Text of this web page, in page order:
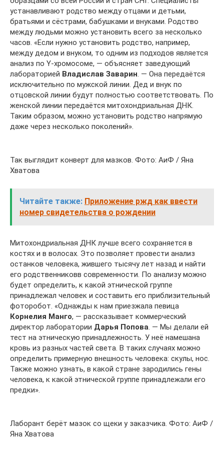
устанавливают родство между отцами и детьми,
братьями и сёстрами, бабушками и внуками. Родство
между людьми можно установить всего за несколько
часов. «Если нужно установить родство, например,
между дедом и внуком, то одним из подходов является
анализ по Y-хромосоме, — объясняет заведующий
лабораторией Владислав Заварин. — Она передаётся
исключительно по мужской линии. Дед и внук по
отцовской линии будут полностью соответствовать. По
женской линии передаётся митохондриальная ДНК.
Таким образом, можно установить родство напрямую
даже через несколько поколений».
Так выглядит конверт для мазков. Фото: АиФ / Яна
Хватова
Читайте также: Приложение ржд как ввести
номер свидетельства о рождении
Митохондриальная ДНК лучше всего сохраняется в
костях и в волосах. Это позволяет провести анализ
останков человека, жившего тысячу лет назад и найти
его родственниковв современности. По анализу можно
будет определить, к какой этнической группе
принадлежал человек и составить его приблизительный
фоторобот. «Однажды к нам приезжала певица
Корнелия Манго, — рассказывает коммерческий
директор лаборатории Дарья Попова. — Мы делали ей
тест на этническую принадлежность. У неё намешана
кровь из разных частей света. В таких случаях можно
определить примерную внешность человека: скулы, нос.
Также можно узнать, в какой стране зародились гены
человека, к какой этнической группе принадлежали его
предки».
Лаборант берёт мазок со щеки у заказчика. Фото: АиФ /
Яна Хватова